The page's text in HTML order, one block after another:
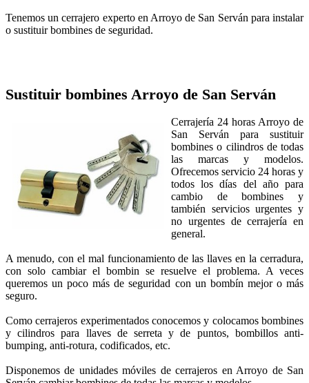
Tenemos un cerrajero experto en Arroyo de San Serván para instalar
o sustituir bombines de seguridad.
Sustituir bombines Arroyo de San Serván
Cerrajería 24 horas Arroyo de
San Serván para sustituir
bombines o cilindros de todas
las marcas y modelos.
Ofrecemos servicio 24 horas y
todos los días del año para
cambio de bombines y
también servicios urgentes y
no urgentes de cerrajería en
general.
A menudo, con el mal funcionamiento de las llaves en la cerradura,
con solo cambiar el bombin se resuelve el problema. A veces
queremos un poco más de seguridad con un bombín mejor o más
seguro.
Como cerrajeros experimentados conocemos y colocamos bombines
y cilindros para llaves de serreta y de puntos, bombillos anti-
bumping, anti-rotura, codificados, etc.
Disponemos de unidades móviles de cerrajeros en Arroyo de San